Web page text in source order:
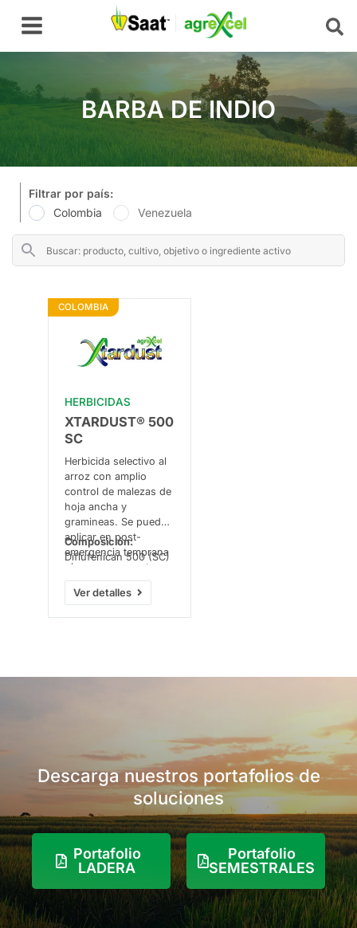
Main
Menu
BARBA DE INDIO
Filtrar por país:
Colombia
Venezuela
COLOMBIA
HERBICIDAS
XTARDUST® 500
SC
Herbicida selectivo al
arroz con amplio
control de malezas de
hoja ancha y
gramineas. Se puede
aplicar en post-
emergencia temprana
y/o pre-emergente
(sello). Funciona al
detener una enzima
competencia de
malezas.
Composición:
Diflufenican 500 (SC)
Ver detalles
Descarga nuestros portafolios de
soluciones
Portafolio
LADERA
Portafolio
SEMESTRALES